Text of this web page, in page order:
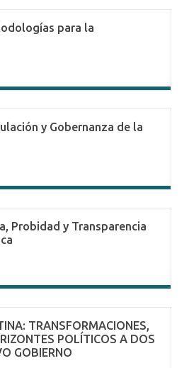
para la
y Gobernanza de la
Probidad y Transparencia
TRANSFORMACIONES,
POLÍTICOS A DOS
GOBIERNO